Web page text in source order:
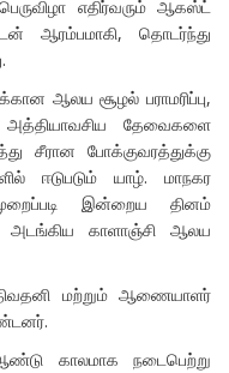
எதிர்வரும் ஆகஸ்ட்
ஆரம்பமாகி, தொடர்ந்து
ஆலய சூழல் பராமரிப்பு,
தேவைகளை
சீரான போக்குவரத்துக்கு
ஈடுபடும் யாழ். மாநகர
இன்றைய தினம்
அடங்கிய காளாஞ்சி ஆலய
மற்றும் ஆணையாளர்
காலமாக நடைபெற்று